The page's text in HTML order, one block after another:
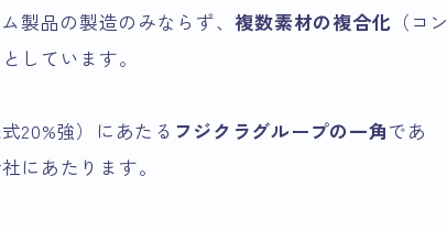
製品の製造のみならず、複数素材の複合化 （コン
しています。
20%強）にあたる フジクラグループの一角であ
にあたります。